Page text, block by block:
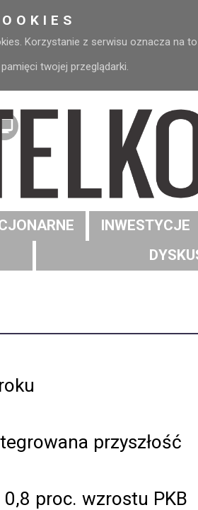
Korzystanie z serwisu oznacza na
twojej przeglądarki.
INWESTYCJE
przyszłość
proc. wzrostu PKB